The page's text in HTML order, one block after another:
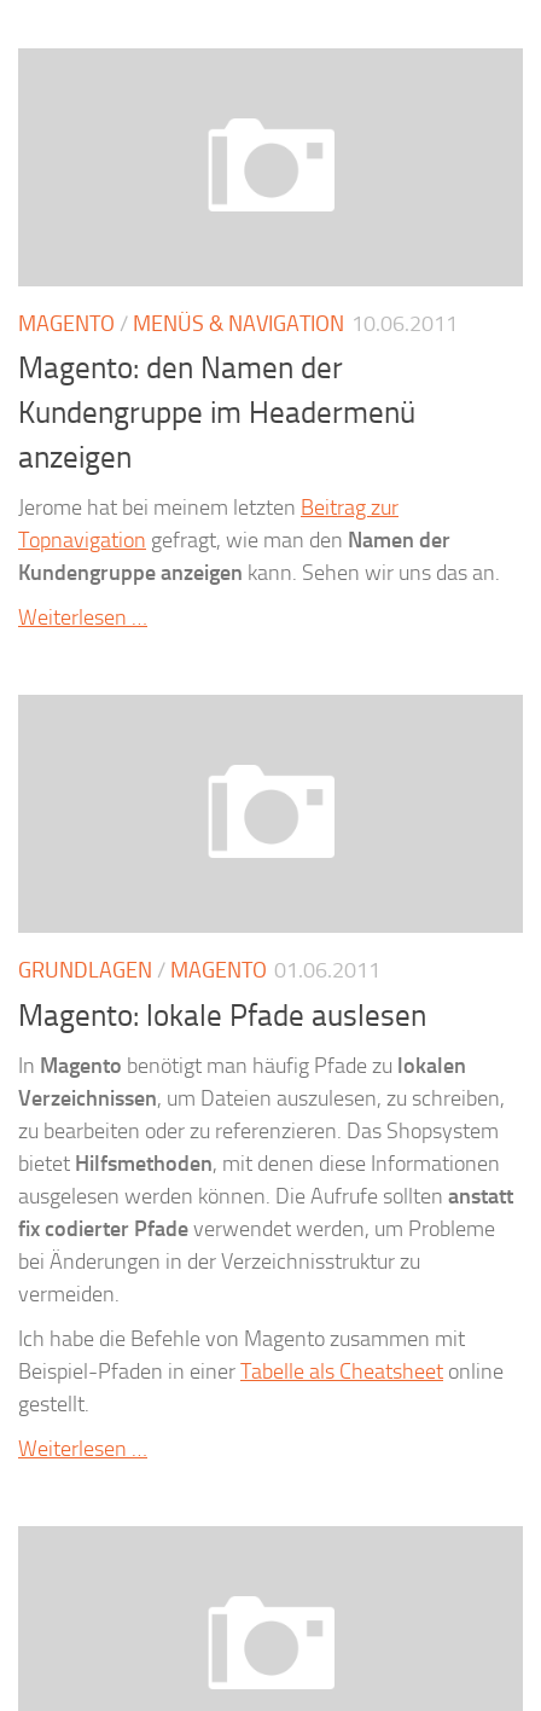
MAGENTO / MENÜS & NAVIGATION 10.06.2011
Magento: den Namen der
Kundengruppe im Headermenü
anzeigen
Jerome hat bei meinem letzten Beitrag zur
Topnavigation gefragt, wie man den Namen der
Kundengruppe anzeigen kann. Sehen wir uns das an.
Weiterlesen …
GRUNDLAGEN / MAGENTO 01.06.2011
Magento: lokale Pfade auslesen
In Magento benötigt man häufig Pfade zu lokalen
Verzeichnissen, um Dateien auszulesen, zu schreiben,
zu bearbeiten oder zu referenzieren. Das Shopsystem
bietet Hilfsmethoden, mit denen diese Informationen
ausgelesen werden können. Die Aufrufe sollten anstatt
fix codierter Pfadeverwendet werden, um Probleme
bei Änderungen in der Verzeichnisstruktur zu
vermeiden.
Ich habe die Befehle von Magento zusammen mit
Beispiel-Pfaden in einerTabelle als Cheatsheet online
gestellt.
Weiterlesen …